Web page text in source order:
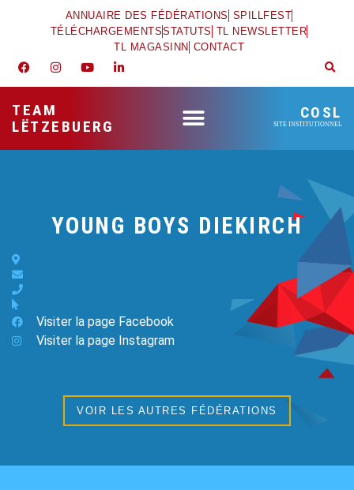
ANNUAIRE DES FÉDÉRATIONS SPILLFEST
TÉLÉCHARGEMENTSSTATUTS TL NEWSLETTER
TL MAGASINN CONTACT
TEAM
LËTZEBUERG
COSL
SITE INSTITUTIONNEL
YOUNG BOYS DIEKIRCH
Visiter la page Facebook
Visiter la page Instagram
VOIR LES AUTRES FÉDÉRATIONS